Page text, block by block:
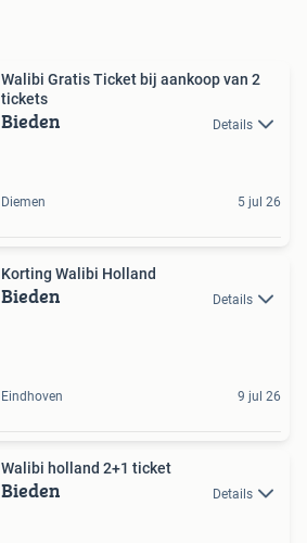
Walibi Gratis Ticket bij aankoop van 2
tickets
Bieden Details
Diemen 5 jul 26
Korting Walibi Holland
Bieden Details
Eindhoven 9 jul 26
Walibi holland 2+1 ticket
Bieden Details